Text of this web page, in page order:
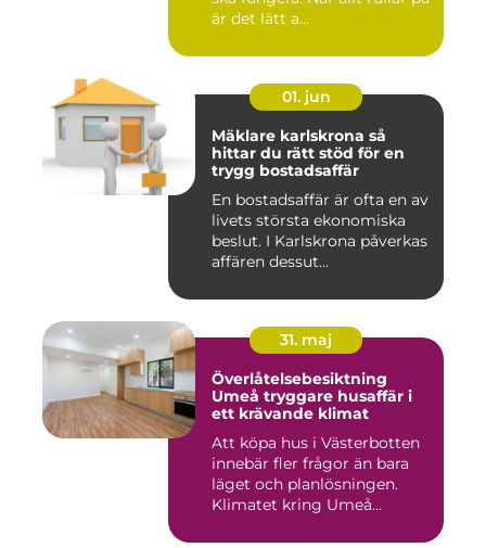
är det lätt a...
01. jun
Mäklare karlskrona så
hittar du rätt stöd för en
trygg bostadsaffär
En bostadsaffär är ofta en av
livets största ekonomiska
beslut. I Karlskrona påverkas
affären dessut...
31. maj
Överlåtelsebesiktning
Umeå tryggare husaffär i
ett krävande klimat
Att köpa hus i Västerbotten
innebär fler frågor än bara
läget och planlösningen.
Klimatet kring Umeå...